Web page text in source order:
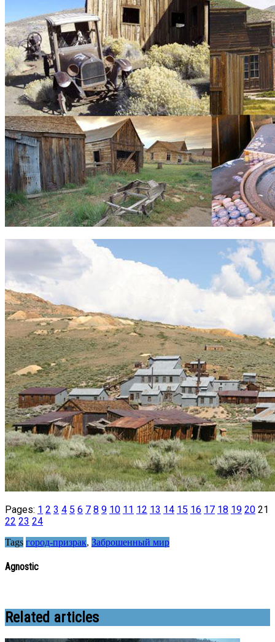
Pages: 1 2 3 4 5 6 7 8 9 10 11 12 13 14 15 16 17 18 19 20 21
22 23 24
Tags город-призрак, Заброшенный мир
Agnostic
Related articles